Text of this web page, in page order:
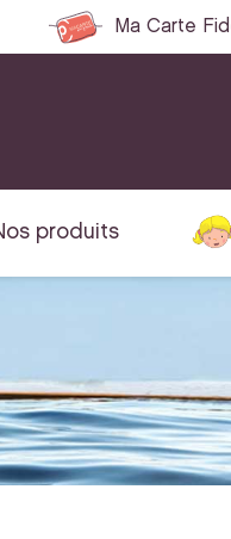
Ma Carte
produits